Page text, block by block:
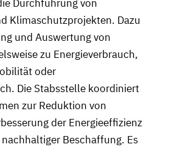
Durchführung von
Klimaschutzprojekten. Dazu
und Auswertung von
zu Energieverbrauch,
oder
Die Stabsstelle koordiniert
zur Reduktion von
der Energieeffizienz
Beschaffung. Es